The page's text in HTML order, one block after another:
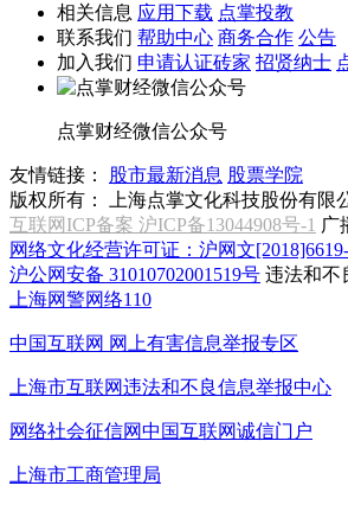
相关信息 应用下载 点掌投教
联系我们 帮助中心 商务合作 公告
加入我们 申请认证砖家 招贤纳士
点掌财经微信公众号
友情链接： 股市最新消息 股票学院
版权所有：
上海点掌文化科技股份有限
互联网ICP备案 沪ICP备13044908号-1 广
网络文化经营许可证：沪网文
沪公网安备 31010702001519号 违法和不
上海网警网络110
中国互联网 网上有害信息举报专区
上海市互联网违法和不良信息举报中心
网络社会征信网中国互联网诚信门户
上海市工商管理局